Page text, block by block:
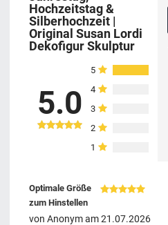
Hochzeitstag &
Silberhochzeit |
Original Susan Lordi
Dekofigur Skulptur
5.0
5
4
3
2
1
Optimale Größe
zum Hinstellen
von Anonymam21.07.2026